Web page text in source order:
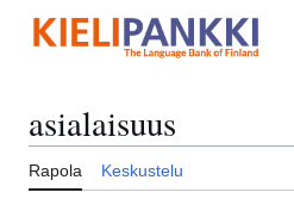
sisältöön
asialaisuus
Rapola Keskustelu